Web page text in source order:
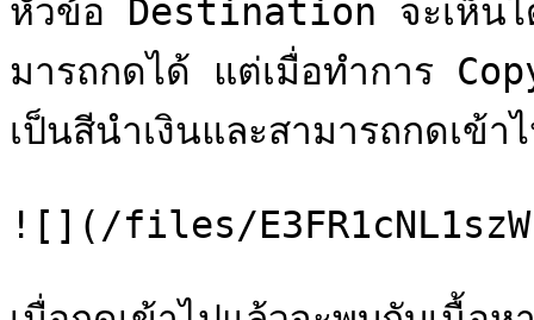
หัวข้อ Destination จะเห็นไ
มารถกดได้ แต่เมื่อทำการ
เป็นสีนำเงินและสามารถกดเข้
![](/files/